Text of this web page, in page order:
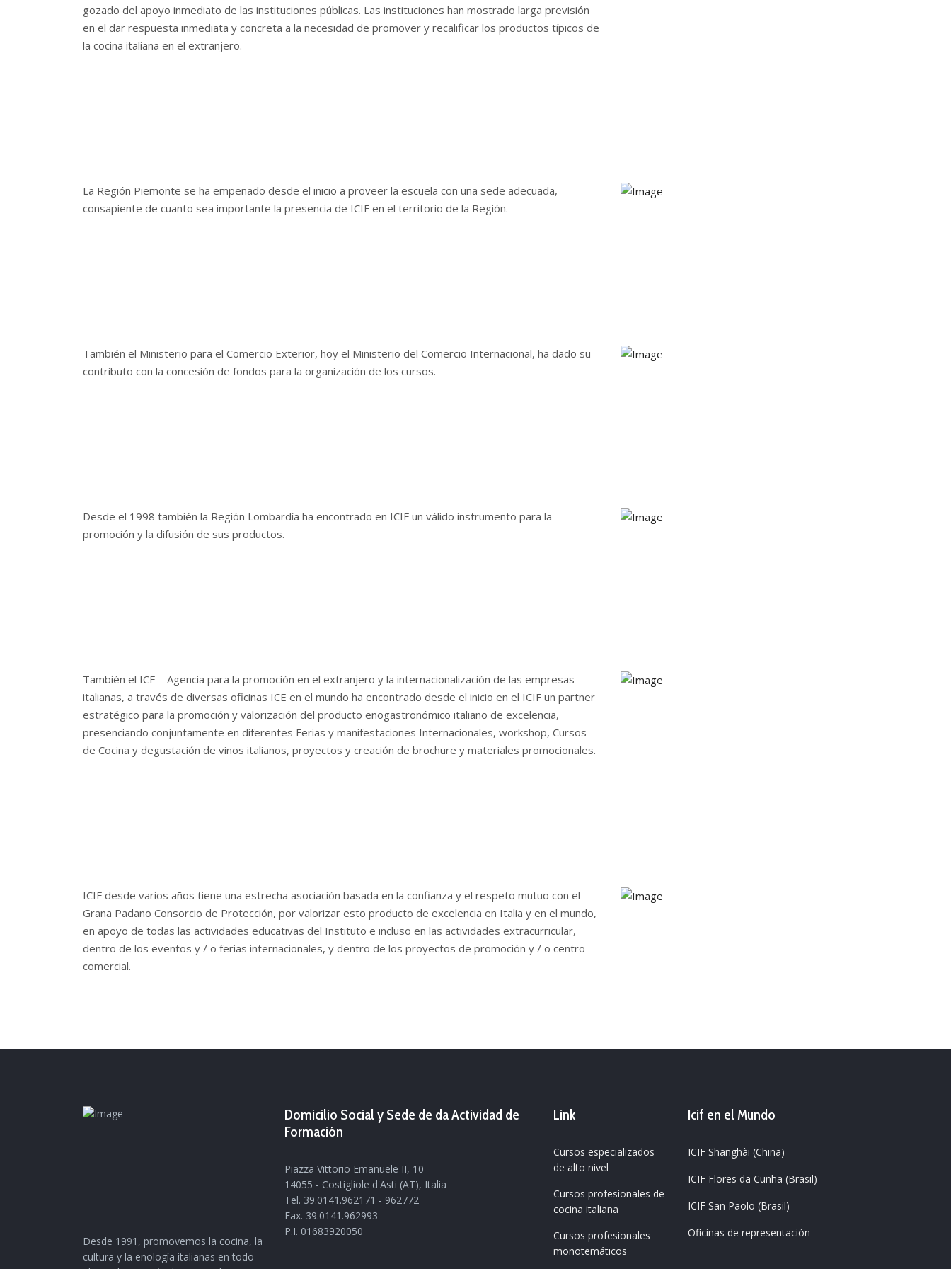
gozado del apoyo inmediato de las instituciones públicas. Las instituciones han mostrado larga previsión
en el dar respuesta inmediata y concreta a la necesidad de promover y recalificar los productos típicos de
la cocina italiana en el extranjero.
La Región Piemonte se ha empeñado desde el inicio a proveer la escuela con una sede adecuada,
consapiente de cuanto sea importante la presencia de ICIF en el territorio de la Región.
También el Ministerio para el Comercio Exterior, hoy el Ministerio del Comercio Internacional, ha dado su
contributo con la concesión de fondos para la organización de los cursos.
Desde el 1998 también la Región Lombardía ha encontrado en ICIF un válido instrumento para la
promoción y la difusión de sus productos.
También el ICE – Agencia para la promoción en el extranjero y la internacionalización de las empresas
italianas, a través de diversas oficinas ICE en el mundo ha encontrado desde el inicio en el ICIF un partner
estratégico para la promoción y valorización del producto enogastronómico italiano de excelencia,
presenciando conjuntamente en diferentes Ferias y manifestaciones Internacionales, workshop, Cursos
de Cocina y degustación de vinos italianos, proyectos y creación de brochure y materiales promocionales.
ICIF desde varios años tiene una estrecha asociación basada en la confianza y el respeto mutuo con el
Grana Padano Consorcio de Protección, por valorizar esto producto de excelencia en Italia y en el mundo,
en apoyo de todas las actividades educativas del Instituto e incluso en las actividades extracurricular,
dentro de los eventos y / o ferias internacionales, y dentro de los proyectos de promoción y / o centro
comercial.
Desde 1991, promovemos la cocina, la
cultura y la enología italianas en todo
Domicilio Social y Sede de da Actividad de
Formación
Piazza Vittorio Emanuele II, 10
14055 - Costigliole d'Asti (AT), Italia
Tel. 39.0141.962171 - 962772
Fax. 39.0141.962993
P.I. 01683920050
Link
Cursos especializados
de alto nivel
Cursos profesionales de
cocina italiana
Cursos profesionales
monotemáticos
Icif en el Mundo
ICIF Shanghài (China)
ICIF Flores da Cunha (Brasil)
ICIF San Paolo (Brasil)
Oficinas de representación